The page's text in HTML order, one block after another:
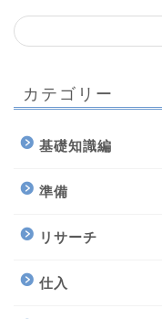
カテゴリー
基礎知識編
準備
リサーチ
仕入